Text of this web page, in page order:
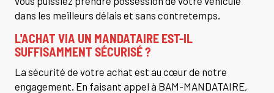
dans les meilleurs délais et sans contretemps.
L'ACHAT VIA UN MANDATAIRE EST-IL
SUFFISAMMENT SÉCURISÉ ?
La sécurité de votre achat est au cœur de notre
engagement. En faisant appel à BAM-MANDATAIRE,